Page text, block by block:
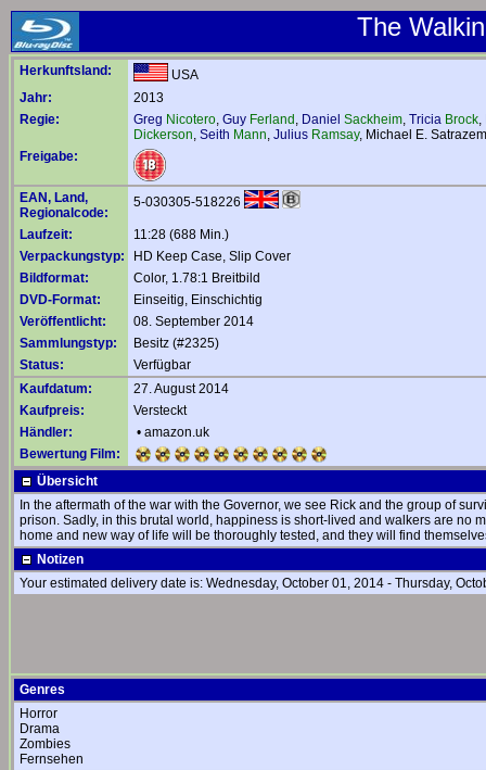
The
Herkunftsland:
USA
Jahr:
2013
Regie:
Greg Nicotero, Guy Ferland , Daniel Sackheim, Tricia Brock,
Dickerson, Seith Mann, Julius Ramsay, Michael E.
Freigabe:
EAN, Land,
Regionalcode:
5-030305-518226
Laufzeit:
11:28 (688 Min.)
Verpackungstyp:
HD Keep Case, Slip Cover
Bildformat:
Color, 1.78:1 Breitbild
DVD-Format:
Einseitig, Einschichtig
Veröffentlicht:
08. September 2014
Sammlungstyp:
Besitz (#2325)
Status:
Verfügbar
Kaufdatum:
27. August 2014
Kaufpreis:
Versteckt
Händler:
• amazon.uk
Bewertung Film:
Übersicht
In the aftermath of the war with the Governor, we see Rick and the group of
prison. Sadly, in this brutal world, happiness is short-lived and walkers are no
home and new way of life will be thoroughly tested, and they will find
Notizen
Your estimated delivery date is: Wednesday, October 01, 2014 - Thursday,
Genres
Horror
Drama
Zombies
Fernsehen